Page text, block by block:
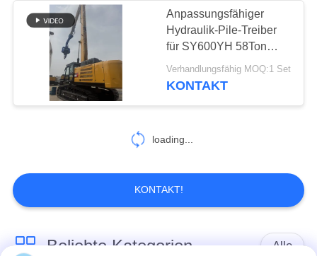
Anpassungsfähiger
Hydraulik-Pile-Treiber
für SY600YH 58Ton
Bagger
Verhandlungsfähig MOQ:1 Set
KONTAKT
loading...
KONTAKT!
Beliebte Kategorien Alle